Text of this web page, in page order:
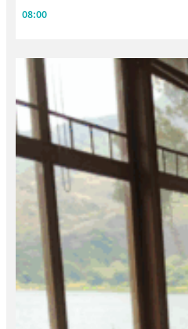
08:00